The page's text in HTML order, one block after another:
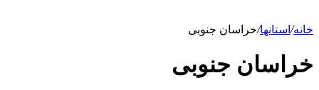
خانه/ استانها/خراسان جنوبی
خراسان جنوبی